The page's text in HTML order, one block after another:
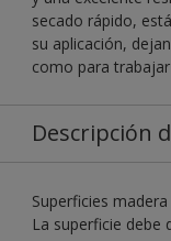
secado rápido,
su aplicación,
como para
Descripción
Superficies madera
La superficie debe